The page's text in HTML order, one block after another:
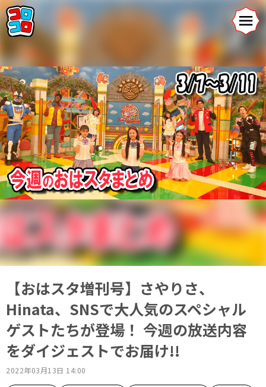
【おはスタ増刊号】さやりさ、
Hinata、SNSで大人気のスペシャル
ゲストたちが登場！ 今週の放送内容
をダイジェストでお届け!!
2022年03月13日 14:00